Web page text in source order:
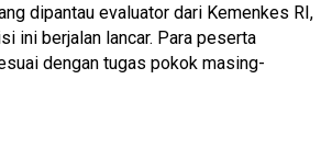
dipantau evaluator dari Kemenkes RI,
ini berjalan lancar. Para peserta
dengan tugas pokok masing-